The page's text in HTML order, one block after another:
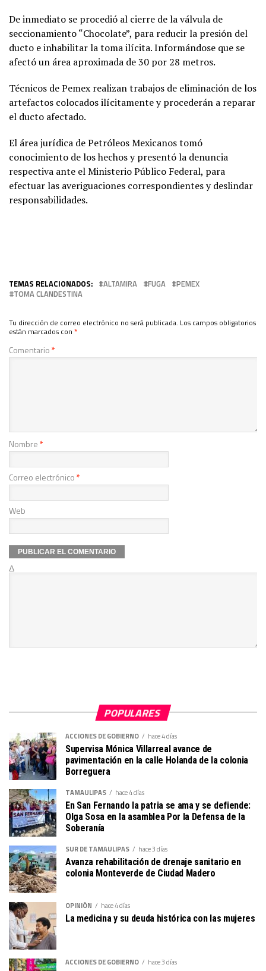
De inmediato se procedió al cierre de la válvula de
seccionamiento “Chocolate”, para reducir la presión del
ducto e inhabilitar la toma ilícita. Informándose que se
afectó un área aproximada de 30 por 28 metros.
Técnicos de Pemex realizan trabajos de eliminación de los
artefactos colocados ilícitamente y procederán a reparar
el ducto afectado.
El área jurídica de Petróleos Mexicanos tomó
conocimiento de los hechos y presentó la denuncia
respectiva ante el Ministerio Público Federal, para
efectuar las averiguaciones correspondientes y deslindar
responsabilidades.
TEMAS RELACIONADOS: ALTAMIRA FUGA
PEMEX
TOMA CLANDESTINA
Tu dirección de correo electrónico no será publicada. Los campos obligatorios
están marcados con *
Comentario*
Nombre*
Correo electrónico*
Web
Δ
POPULARES
ACCIONES DE GOBIERNO hace 4 días
Supervisa Mónica Villarreal avance de
pavimentación en la calle Holanda de la colonia
Borreguera
TAMAULIPAS hace 4 días
En San Fernando la patria se ama y se defiende:
Olga Sosa en la asamblea Por la Defensa de la
Soberanía
SUR DE TAMAULIPAS hace 3 días
Avanza rehabilitación de drenaje sanitario en
colonia Monteverde de Ciudad Madero
OPINIÓN hace 4 días
La medicina y su deuda histórica con las mujeres
ACCIONES DE GOBIERNO hace 3 días